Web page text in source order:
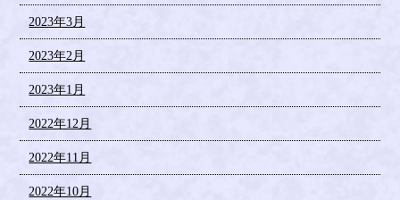
2023年3月
2023年2月
2023年1月
2022年12月
2022年11月
2022年10月